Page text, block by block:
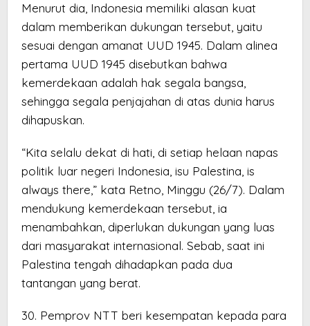
Menurut dia, Indonesia memiliki alasan kuat
dalam memberikan dukungan tersebut, yaitu
sesuai dengan amanat UUD 1945. Dalam alinea
pertama UUD 1945 disebutkan bahwa
kemerdekaan adalah hak segala bangsa,
sehingga segala penjajahan di atas dunia harus
dihapuskan.
“Kita selalu dekat di hati, di setiap helaan napas
politik luar negeri Indonesia, isu Palestina, is
always there,” kata Retno, Minggu (26/7). Dalam
mendukung kemerdekaan tersebut, ia
menambahkan, diperlukan dukungan yang luas
dari masyarakat internasional. Sebab, saat ini
Palestina tengah dihadapkan pada dua
tantangan yang berat.
30. Pemprov NTT beri kesempatan kepada para